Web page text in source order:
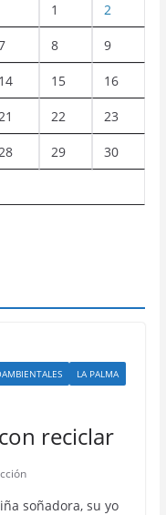
1 2
8 9
14 15 16
22 23
29 30
LA PALMA
reciclar
soñadora, su yo